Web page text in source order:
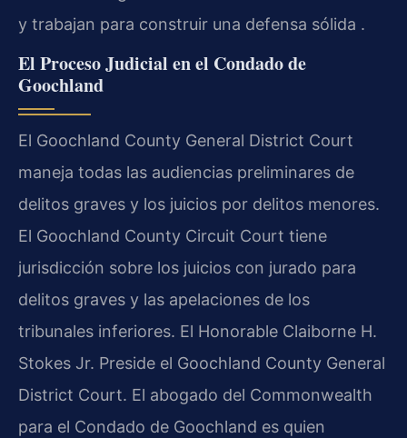
y trabajan para construir una defensa sólida .
El Proceso Judicial en el Condado de
Goochland
El Goochland County General District Court
maneja todas las audiencias preliminares de
delitos graves y los juicios por delitos menores.
El Goochland County Circuit Court tiene
jurisdicción sobre los juicios con jurado para
delitos graves y las apelaciones de los
tribunales inferiores. El Honorable Claiborne H.
Stokes Jr. Preside el Goochland County General
District Court. El abogado del Commonwealth
para el Condado de Goochland es quien